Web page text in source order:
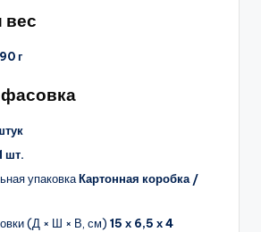
вес
г
фасовка
шт.
упаковкаКартонная коробка /
(Д × Ш × В, см) 15 х 6,5 х 4